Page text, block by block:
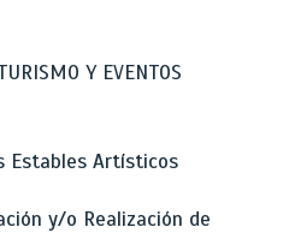
Y EVENTOS
Estables Artísticos
y/o Realización de